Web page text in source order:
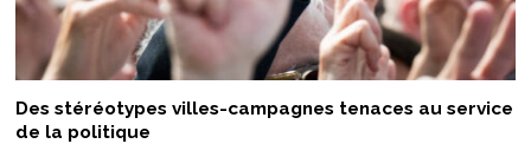
Des stéréotypes villes-campagnes tenaces au service
de la politique